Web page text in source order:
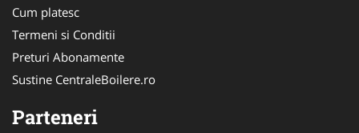
Cum platesc
Termeni si Conditii
Preturi Abonamente
Sustine CentraleBoilere.ro
Parteneri